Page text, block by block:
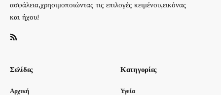
ασφάλεια,χρησιμοποιώντας τις επιλογές κειμένου,εικόνας
και ήχου!
Σελίδες
Αρχική
Κατηγορίες
Υγεία